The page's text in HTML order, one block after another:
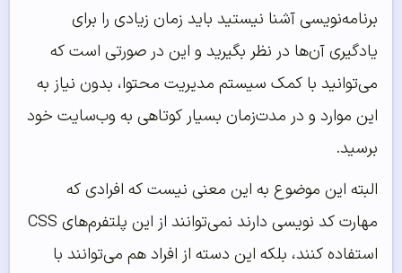
برنامه‌نویسی آشنا نیستید باید زمان زیادی را برای
یادگیری آن‌ها در نظر بگیرید و این در صورتی است که
می‌توانید با کمک سیستم مدیریت محتوا، بدون نیاز به
این موارد و در مدت‌زمان بسیار کوتاهی به وب‌سایت خود
برسید.
البته این موضوع به این معنی نیست که افرادی که
مهارت کد نویسی دارند نمی‌توانند از این پلتفرم‌های CSS
استفاده کنند، بلکه این دسته از افراد هم می‌توانند با